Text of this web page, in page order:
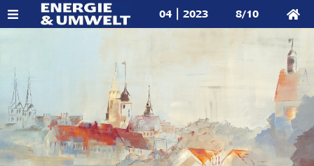
04 | 2023 8/10